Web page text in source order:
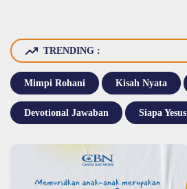
TRENDING :
Mimpi Rohani Kisah Nyata
Devotional Jawaban Siapa Yesus